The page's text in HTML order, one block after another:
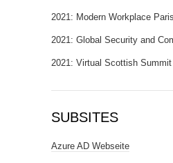
2021: Modern Workplace Paris
2021: Global Security and
2021: Virtual Scottish Summit
SUBSITES
Azure AD Webseite